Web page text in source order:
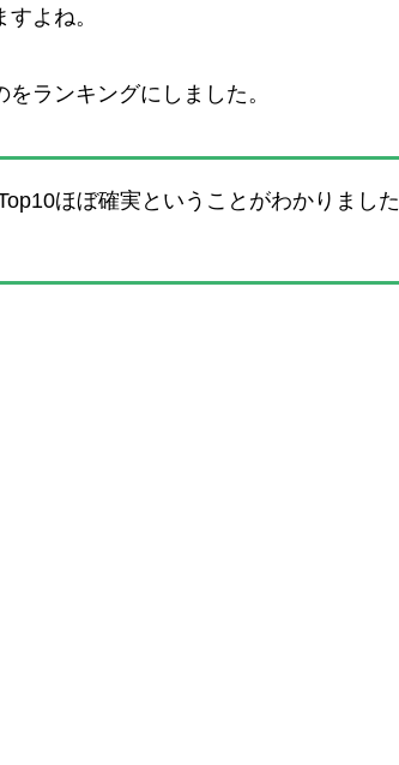
よね。
ランキングにしました。
ほぼ確実ということがわかりました